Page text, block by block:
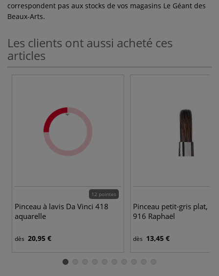
correspondent pas aux stocks de vos magasins Le Géant des
Beaux-Arts.
Les clients ont aussi acheté ces
articles
12 pointes
Pinceau à lavis Da Vinci 418
aquarelle
dès 20,95 €
Pinceau petit-gris plat,
916 Raphaël
dès 13,45 €